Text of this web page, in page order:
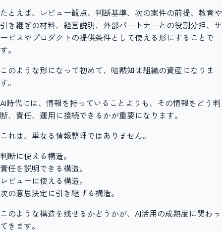
たとえば、レビュー観点、判断基準、次の案件の前提、教育や
引き継ぎの材料、経営説明、外部パートナーとの役割分担、サ
ービスやプロダクトの提供条件として使える形にすることで
す。
このような形になって初めて、暗黙知は組織の資産になりま
す。
AI時代には、情報を持っていることよりも、その情報をどう判
断、責任、運用に接続できるかが重要になります。
これは、単なる情報整理ではありません。
判断に使える構造。
責任を説明できる構造。
レビューに使える構造。
次の意思決定に引き継げる構造。
このような構造を残せるかどうかが、AI活用の成熟度に関わっ
てきます。